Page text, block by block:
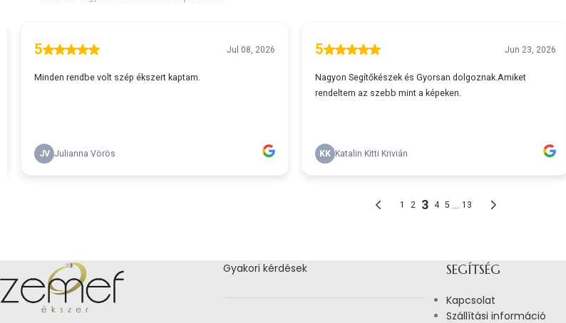
Gyakori kérdések SEGÍTSÉG
Kapcsolat
Szállítási információ